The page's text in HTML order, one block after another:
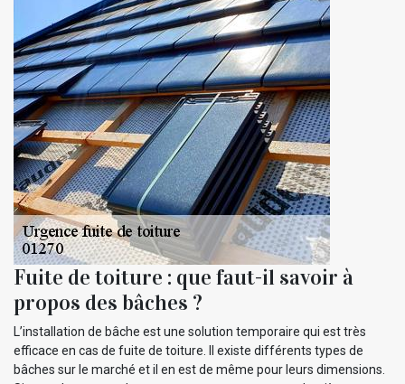
Fuite de toiture : que faut-il savoir à
propos des bâches ?
L’installation de bâche est une solution temporaire qui est très
efficace en cas de fuite de toiture. Il existe différents types de
bâches sur le marché et il en est de même pour leurs dimensions.